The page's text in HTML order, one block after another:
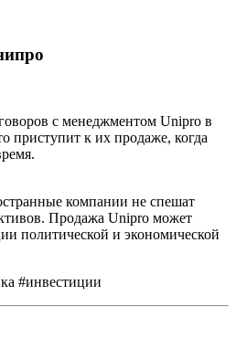
с менеджментом Unipro в
приступит к их продаже, когда
компании не спешат
Продажа Unipro может
политической и экономической
#инвестиции